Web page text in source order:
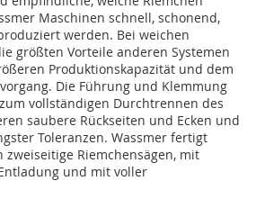
Maschinen schnell, schonend,
werden. Bei weichen
größten Vorteile anderen Systemen
Produktionskapazität und dem
Die Führung und Klemmung
vollständigen Durchtrennen des
saubere Rückseiten und Ecken und
Toleranzen. Wassmer fertigt
zweiseitige Riemchensägen, mit
und mit voller